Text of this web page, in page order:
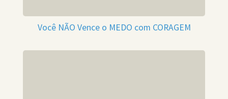
Você NÃO Vence o MEDO com CORAGEM